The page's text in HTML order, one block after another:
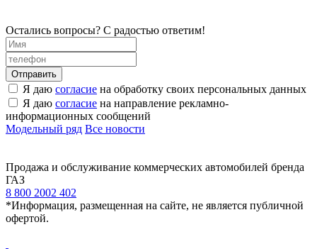
Остались вопросы? С радостью ответим!
Я даю согласие на обработку своих персональных данных
Я даю согласие на направление рекламно-
информационных сообщений
Модельный ряд Все новости
Продажа и обслуживание коммерческих автомобилей бренда
ГАЗ
8 800 2002 402
*Информация, размещенная на сайте, не является публичной
офертой.